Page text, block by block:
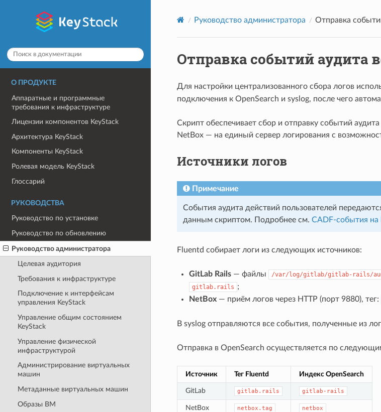
О ПРОДУКТЕ
Аппаратные и программные
требования к инфраструктуре
Лицензии компонентов KeyStack
Архитектура KeyStack
Компоненты KeyStack
Ролевая модель KeyStack
Глоссарий
РУКОВОДСТВА
Руководство по установке
Руководство по обновлению
Руководство администратора
Целевая аудитория
Требования к инфраструктуре
Подключение к интерфейсам
управления KeyStack
Управление общим состоянием
KeyStack
Управление физической
инфраструктурой
Администрирование виртуальных
машин
Метаданные виртуальных машин
Образы ВМ
Руководство администратора Отправка
Отправка событий аудита
Для настройки централизованного сбора логов
подключения к OpenSearch и syslog, после чего
Скрипт обеспечивает сбор и отправку событий
NetBox — на единый сервер логирования с
Источники логов
Примечание
События аудита действий пользователей
данным скриптом. Подробнее см. CADF-события на
Fluentd собирает логи из следующих источников:
GitLab Rails— файлы /var/log/gitlab/gitlab-rails/
gitlab.rails ;
NetBox— приём логов через HTTP (порт 9880), тег:
В syslog отправляются все события, полученные из
Отправка в OpenSearch осуществляется по
Источник Тег Fluentd Индекс OpenSearch
GitLab gitlab.rails gitlab-rails
NetBox netbox.tag netbox